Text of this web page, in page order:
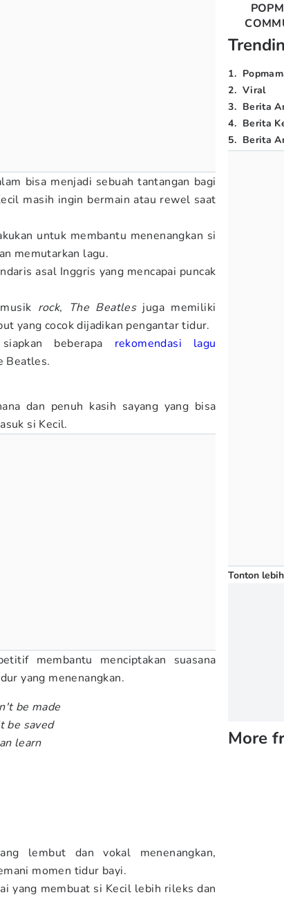
bisa menjadi sebuah tantangan bagi
masih ingin bermain atau rewel saat
untuk membantu menenangkan si
memutarkan lagu.
asal Inggris yang mencapai puncak
musik rock, The Beatlesjuga memiliki
yang cocok dijadikan pengantar tidur.
beberapa rekomendasi lagu
Beatles.
dan penuh kasih sayang yang bisa
si Kecil.
membantu menciptakan suasana
yang menenangkan.
be made
be saved
learn
lembut dan vokal menenangkan,
momen tidur bayi.
yang membuat si Kecil lebih rileks dan
1.
2. Viral
3. Berita
4. Berita
5. Berita
Tonton
More